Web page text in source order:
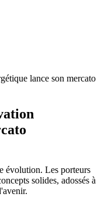
lance son mercato
évolution. Les porteurs
solides, adossés à